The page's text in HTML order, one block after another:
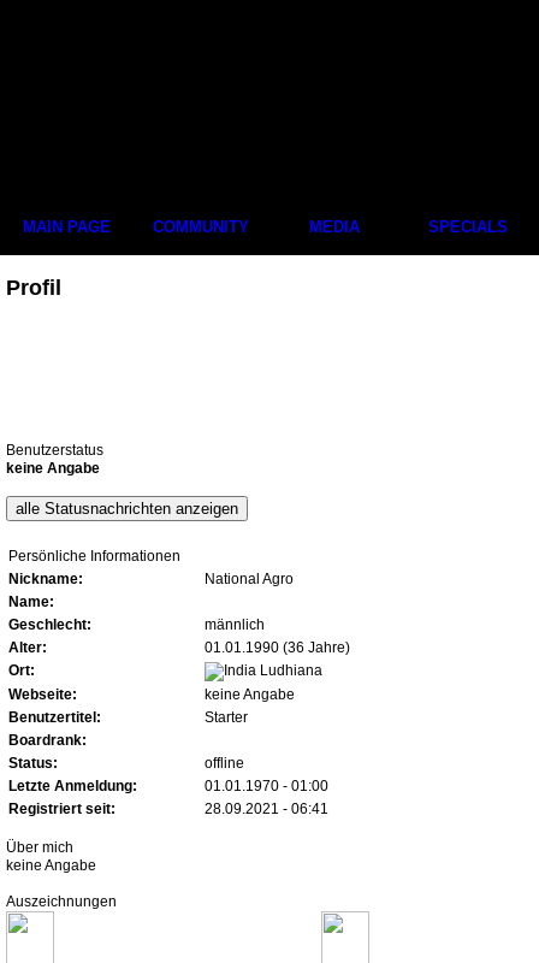
MAIN PAGE COMMUNITY MEDIA SPECIALS
Profil
Benutzerstatus
keine Angabe
Persönliche Informationen
Nickname:
National Agro
Name:
Geschlecht:
männlich
Alter:
01.01.1990 (36 Jahre)
Ort:
Ludhiana
Webseite:
keine Angabe
Benutzertitel:
Starter
Boardrank:
Status:
offline
Letzte Anmeldung:
01.01.1970 - 01:00
Registriert seit:
28.09.2021 - 06:41
Über mich
keine Angabe
Auszeichnungen